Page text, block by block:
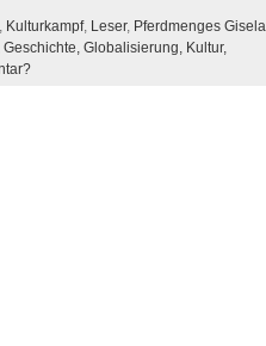
Kulturkampf, Leser, Pferdmenges Gisela
Geschichte, Globalisierung, Kultur,